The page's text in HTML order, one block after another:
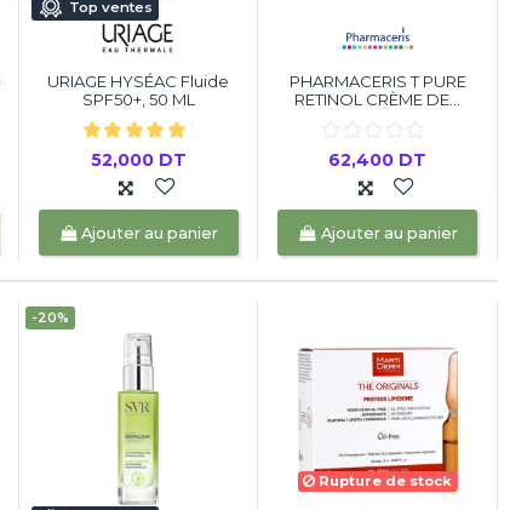
Top ventes
URIAGE HYSÉAC Fluide
SPF50+, 50 ML
52,000 DT
Ajouter au panier
PHARMACERIS T PURE
RETINOL CRÈME DE...
62,400 DT
Ajouter au panier
-20%
Rupture de stock